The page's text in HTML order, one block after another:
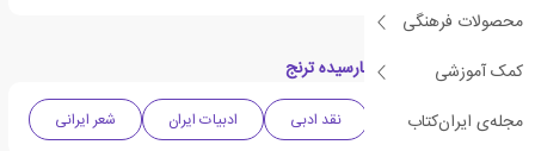
محصولات فرهنگی
کمک آموزشی
مجله‌ی ایران‌کتاب
دسته بندی های کتاب نارسیده ترنج
مجموعه مقالات نقد ادبی ادبیات ایران شعر ایرانی